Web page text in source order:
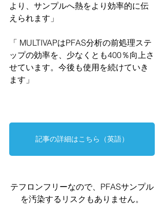
より、サンプルへ熱をより効率的に伝
えられます」
「 MULTIVAPはPFAS分析の前処理ステ
ップの効率を、少なくとも400％向上さ
せています。今後も使用を続けていき
ます」
記事の詳細はこちら（英語）
テフロンフリーなので、PFASサンプル
を汚染するリスクもありません。